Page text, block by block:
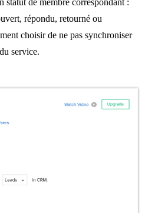
statut de membre correspondant :
répondu, retourné ou
choisir de ne pas synchroniser
service.